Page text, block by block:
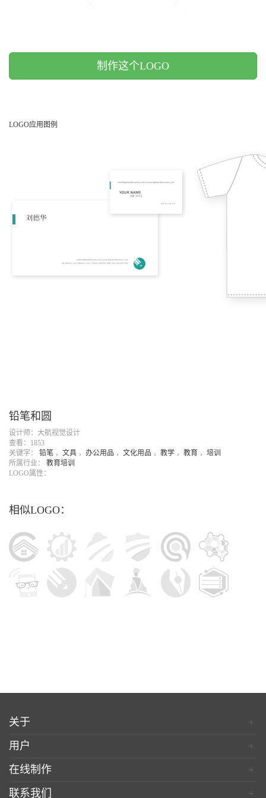
制作这个LOGO
LOGO应用图例
铅笔和圆
设计师：大航视觉设计
查看：1853
关键字： 铅笔 ， 文具 ， 办公用品 ， 文化用品 ， 教学 ， 教育 ， 培训
所属行业： 教育培训
LOGO属性：
相似LOGO：
关于
+
用户
+
在线制作
+
联系我们
+